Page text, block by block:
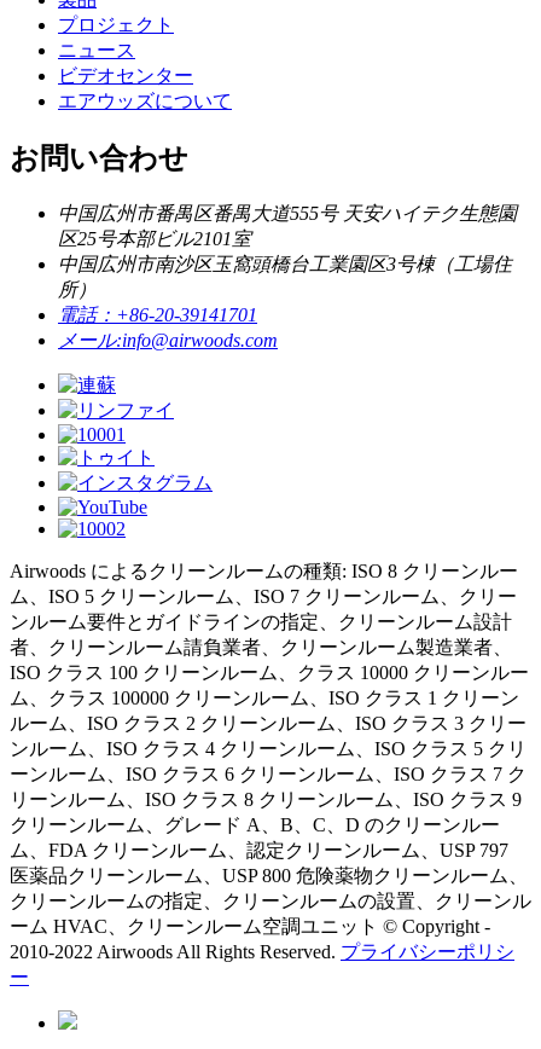
プロジェクト
ニュース
ビデオセンター
エアウッズについて
お問い合わせ
中国広州市番禺区番禺大道555号 天安ハイテク生態園
区25号本部ビル2101室
中国広州市南沙区玉窩頭橋台工業園区3号棟（工場住
所）
電話： +86-20-39141701
メール:info@airwoods.com
Airwoods によるクリーンルームの種類: ISO 8 クリーンルー
ム、ISO 5 クリーンルーム、ISO 7 クリーンルーム、クリー
ンルーム要件とガイドラインの指定、クリーンルーム設計
者、クリーンルーム請負業者、クリーンルーム製造業者、
ISO クラス 100 クリーンルーム、クラス 10000 クリーンルー
ム、クラス 100000 クリーンルーム、ISO クラス 1 クリーン
ルーム、ISO クラス 2 クリーンルーム、ISO クラス 3 クリー
ンルーム、ISO クラス 4 クリーンルーム、ISO クラス 5 クリ
ーンルーム、ISO クラス 6 クリーンルーム、ISO クラス 7 ク
リーンルーム、ISO クラス 8 クリーンルーム、ISO クラス 9
クリーンルーム、グレード A、B、C、D のクリーンルー
ム、FDA クリーンルーム、認定クリーンルーム、USP 797
医薬品クリーンルーム、USP 800 危険薬物クリーンルーム、
クリーンルームの指定、クリーンルームの設置、クリーンル
ーム HVAC、クリーンルーム空調ユニット © Copyright -
2010-2022 Airwoods All Rights Reserved. プライバシーポリシ
ー